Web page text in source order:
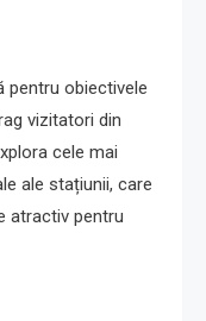
pentru obiectivele
vizitatori din
cele mai
ale stațiunii, care
atractiv pentru